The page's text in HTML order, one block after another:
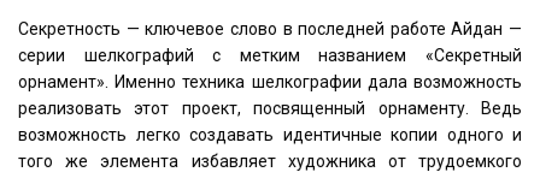
Секретность — ключевое слово в последней работе Айдан —
серии шелкографий с метким названием «Секретный
орнамент». Именно техника шелкографии дала возможность
реализовать этот проект, посвященный орнаменту. Ведь
возможность легко создавать идентичные копии одного и
того же элемента избавляет художника от трудоемкого